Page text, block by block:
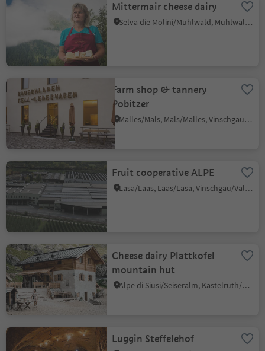
Mittermair cheese dairy
Selva die Molini/Mühlwald, Mühlwald/Selva dei Molini, Ahrntal/Valle Aurina
Farm shop & tannery
Pobitzer
Malles/Mals, Mals/Malles, Vinschgau/Val Venosta
Fruit cooperative ALPE
Lasa/Laas, Laas/Lasa, Vinschgau/Val Venosta
Cheese dairy Plattkofel
mountain hut
Alpe di Siusi/Seiseralm, Kastelruth/Castelrotto, Dolomites Region Seiser Alm
Luggin Steffelehof